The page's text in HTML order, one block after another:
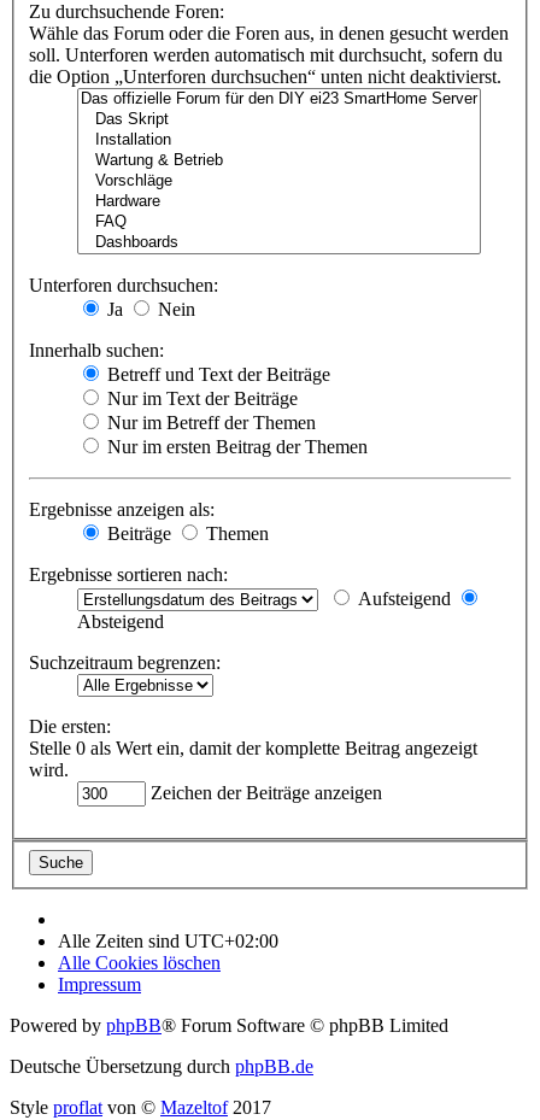
Zu durchsuchende Foren:
Wähle das Forum oder die Foren aus, in denen gesucht werden
soll. Unterforen werden automatisch mit durchsucht, sofern du
die Option „Unterforen durchsuchen“ unten nicht deaktivierst.
Unterforen durchsuchen:
Ja
Nein
Innerhalb suchen:
Betreff und Text der Beiträge
Nur im Text der Beiträge
Nur im Betreff der Themen
Nur im ersten Beitrag der Themen
Ergebnisse anzeigen als:
Beiträge
Themen
Ergebnisse sortieren nach:
Aufsteigend
Absteigend
Suchzeitraum begrenzen:
Die ersten:
Stelle 0 als Wert ein, damit der komplette Beitrag angezeigt
wird.
Zeichen der Beiträge anzeigen
Alle Zeiten sind UTC+02:00
Alle Cookies löschen
Impressum
Powered by phpBB® Forum Software © phpBB Limited
Deutsche Übersetzung durch phpBB.de
Style proflat von © Mazeltof2017